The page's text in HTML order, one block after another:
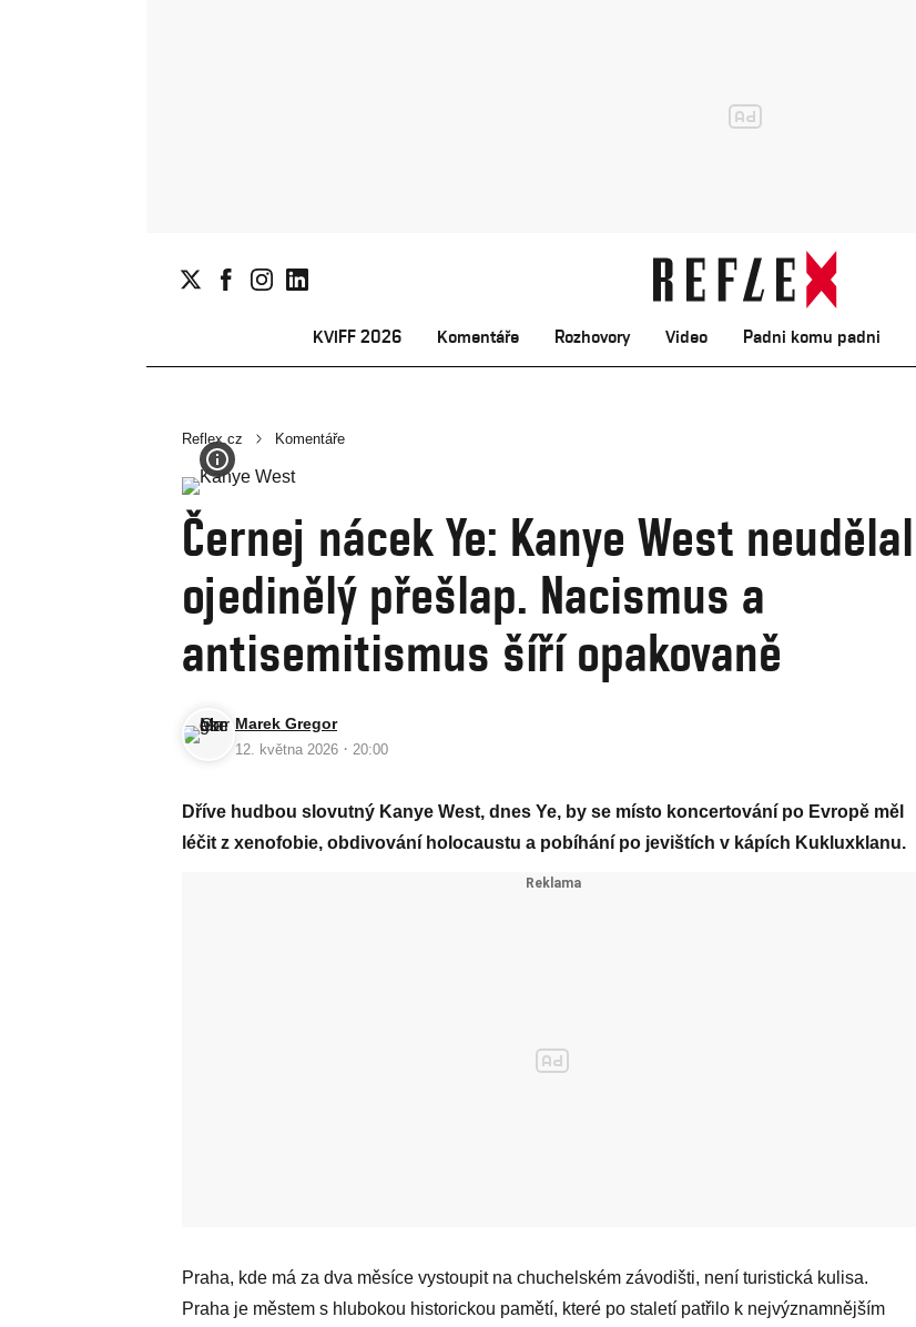
KVIFF 2026 Komentáře Rozhovory Video Padni komu padni
Reflex.cz Komentáře
Černej nácek Ye: Kanye West neudělal
ojedinělý přešlap. Nacismus a
antisemitismus šíří opakovaně
Marek Gregor
12. května 2026 · 20:00
Dříve hudbou slovutný Kanye West, dnes Ye, by se místo koncertování po Evropě měl
léčit z xenofobie, obdivování holocaustu a pobíhání po jevištích v kápích Kukluxklanu.
Praha, kde má za dva měsíce vystoupit na chuchelském závodišti, není turistická kulisa.
Praha je městem s hlubokou historickou pamětí, které po staletí patřilo k nejvýznamnějším